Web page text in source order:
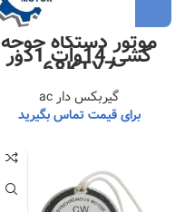
موتور دستگاه جوجه
کشی 14وات 1دور 68KTYZ
گیربکس دار ac
برای قیمت تماس بگیرید